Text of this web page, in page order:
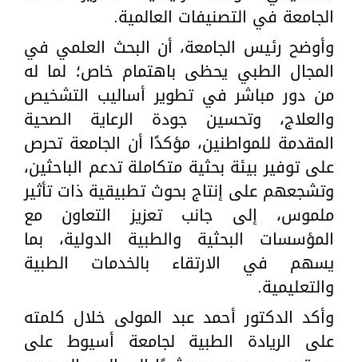
الجامعة في التصنيفات العالمية.
وأوضح رئيس الجامعة، أن البحث العلمي في
المجال الطبي يحظى باهتمام خاص؛ لما له
من دور مباشر في تطوير أساليب التشخيص
والعلاج، وتحسين جودة الرعاية الصحية
المقدمة للمواطنين، مؤكدًا أن الجامعة تحرص
على توفير بيئة بحثية متكاملة تدعم الباحثين،
وتشجعهم على إنتاج بحوث تطبيقية ذات تأثير
ملموس، إلى جانب تعزيز التعاون مع
المؤسسات البحثية والطبية الدولية، بما
يسهم في الارتقاء بالخدمات الطبية
والتعليمية.
وأكد الدكتور أحمد عبد المولى خلال كلمته
على الريادة الطبية لجامعة أسيوط على